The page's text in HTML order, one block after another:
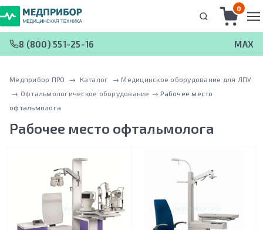
0
8 (800) 551-25-16 MAX
Медприбор ПРО → Каталог → Медицинское оборудование для ЛПУ
→ Офтальмологическое оборудование → Рабочее место
офтальмолога
Рабочее место офтальмолога